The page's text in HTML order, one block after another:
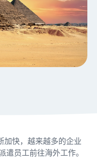
加快，越来越多的企业
遣员工前往海外工作。